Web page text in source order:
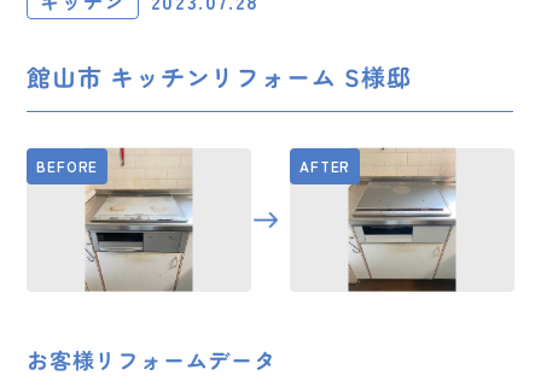
館山市 キッチンリフォーム S様邸
お客様リフォームデータ